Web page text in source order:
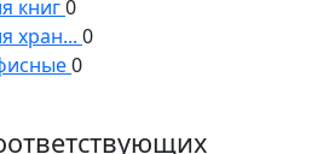
книг0
хран... 0
0